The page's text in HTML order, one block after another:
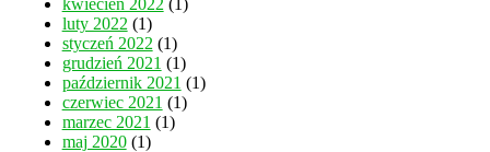
luty 2022 (1)
styczeń 2022 (1)
grudzień 2021 (1)
październik 2021 (1)
czerwiec 2021 (1)
marzec 2021 (1)
maj 2020(1)